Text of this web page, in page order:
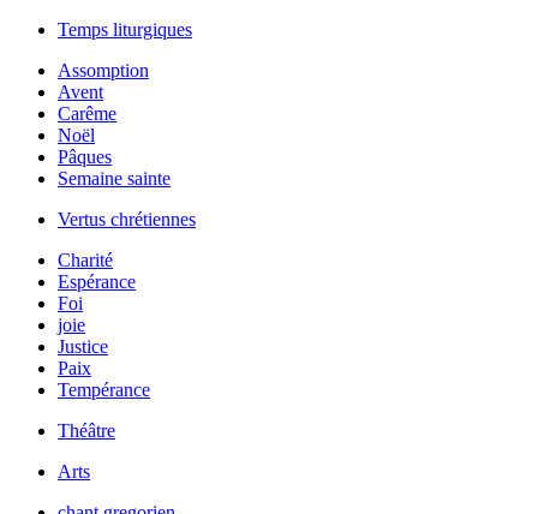
Temps liturgiques
Assomption
Avent
Carême
Noël
Pâques
Semaine sainte
Vertus chrétiennes
Charité
Espérance
Foi
joie
Justice
Paix
Tempérance
Théâtre
Arts